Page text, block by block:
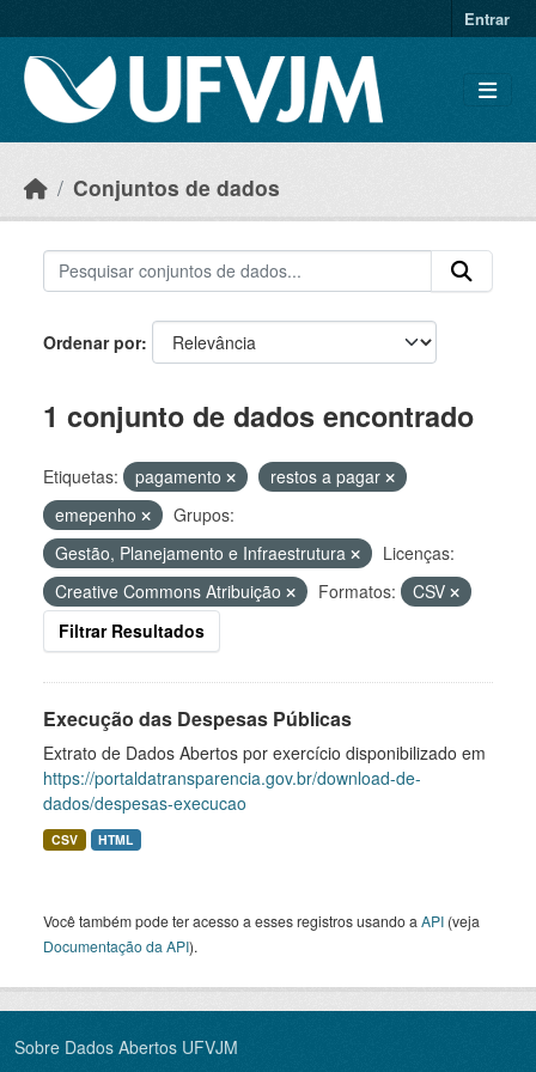
Entrar
Conjuntos de dados
Ordenar por
1 conjunto de dados encontrado
Etiquetas: pagamento
restos a pagar
emepenho
Grupos:
Gestão, Planejamento e Infraestrutura
Licenças:
Creative Commons Atribuição
Formatos:
CSV
Filtrar Resultados
Execução das Despesas Públicas
Extrato de Dados Abertos por exercício disponibilizado em
https://portaldatransparencia.gov.br/download-de-
dados/despesas-execucao
CSV HTML
Você também pode ter acesso a esses registros usando a API (veja
Documentação da API).
Sobre Dados Abertos UFVJM